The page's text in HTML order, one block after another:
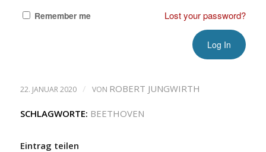
Remember me Lost your password?
22. JANUAR 2020 / VON ROBERT JUNGWIRTH
SCHLAGWORTE: BEETHOVEN
Eintrag teilen